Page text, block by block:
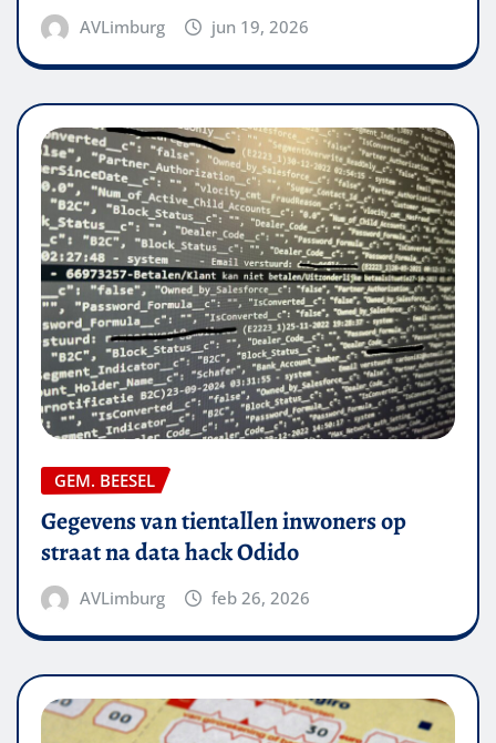
AVLimburg jun 19, 2026
GEM. BEESEL
Gegevens van tientallen inwoners op
straat na data hack Odido
AVLimburg feb 26, 2026